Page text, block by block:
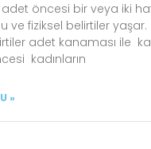
adet öncesi bir veya iki
ve fiziksel belirtiler yaşar.
adet kanaması ile
kadınların
»